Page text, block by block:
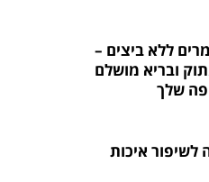
ללא ביצים –
ובריא מושלם
שלך
לשיפור איכות